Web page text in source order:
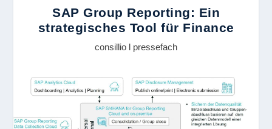
SAP Group Reporting: Ein
strategisches Tool für Finance
consillio l pressefach